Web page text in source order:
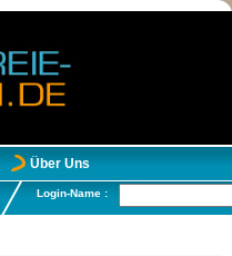
Über Uns
Login-Name :